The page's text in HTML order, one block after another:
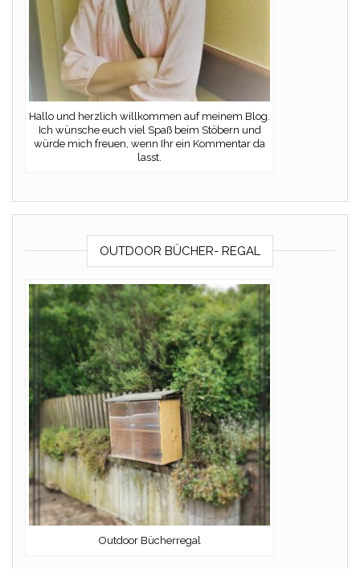
Hallo und herzlich willkommen auf meinem Blog.
Ich wünsche euch viel Spaß beim Stöbern und
würde mich freuen, wenn Ihr ein Kommentar da
lasst.
OUTDOOR BÜCHER- REGAL
Outdoor Bücherregal